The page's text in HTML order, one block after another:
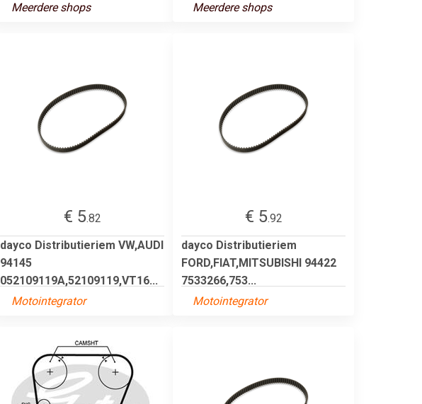
Meerdere shops
Meerdere shops
€ 5.82
dayco Distributieriem VW,AUDI
94145
052109119A,52109119,VT16...
Motointegrator
€ 5.92
dayco Distributieriem
FORD,FIAT,MITSUBISHI 94422
7533266,753...
Motointegrator